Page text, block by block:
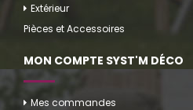
Extérieur
Pièces et Accessoires
MON COMPTE SYST'M DÉCO
Mes commandes